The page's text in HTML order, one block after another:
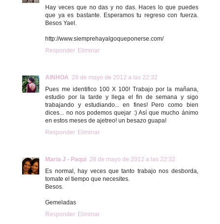
Hay veces que no das y no das. Haces lo que puedes
que ya es bastante. Esperamos tu regreso con fuerza.
Besos Yael.
http://www.siemprehayalgoqueponerse.com/
Responder Eliminar
AINHOA 28 de mayo de 2012 a las 22:32
Pues me identifico 100 X 100! Trabajo por la mañana,
estudio por la tarde y llega el fin de semana y sigo
trabajando y estudiando... en fines! Pero como bien
dices... no nos podemos quejar :) Así que mucho ánimo
en estos meses de ajetreo! un besazo guapa!
Responder Eliminar
Maria J - Paqui 28 de mayo de 2012 a las 22:32
Es normal, hay veces que tanto trabajo nos desborda,
tomate el tiempo que necesites.
Besos.
Gemeladas
Responder Eliminar